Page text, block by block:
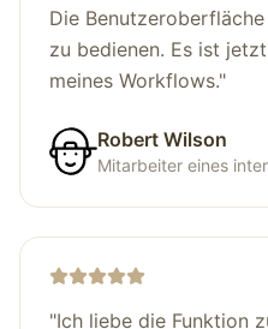
Die
zu bedienen. Es ist
meines Workflows."
Robert Wilson
Mitarbeiter eines
"Ich liebe die Funktion